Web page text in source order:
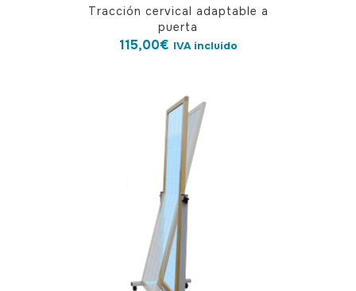
Tracción cervical adaptable a
puerta
115,00€ IVA incluido